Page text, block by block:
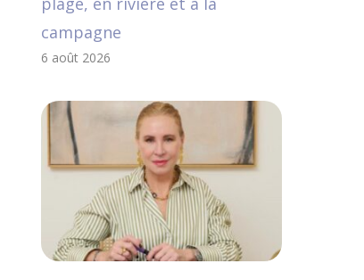
campagne
6 août 2026